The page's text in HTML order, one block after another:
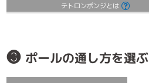
テトロンポンジとは
❸ ポールの通し方を選ぶ